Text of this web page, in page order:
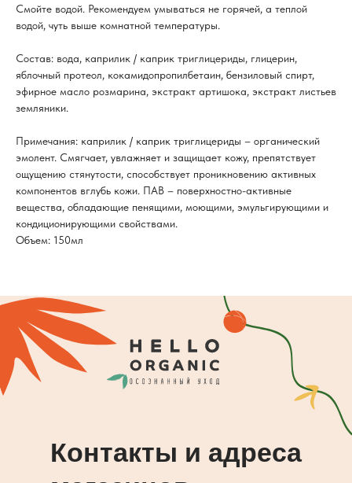
Смойте водой. Рекомендуем умываться не горячей, а теплой
водой, чуть выше комнатной температуры.
Состав: вода, каприлик / каприк триглицериды, глицерин,
яблочный протеол, кокамидопропилбетаин, бензиловый спирт,
эфирное масло розмарина, экстракт артишока, экстракт листьев
земляники.
Примечания: каприлик / каприк триглицериды – органический
эмолент. Смягчает, увлажняет и защищает кожу, препятствует
ощущению стянутости, способствует проникновению активных
компонентов вглубь кожи. ПАВ – поверхностно-активные
вещества, обладающие пенящими, моющими, эмульгирующими и
кондиционирующими свойствами.
Объем: 150мл
Контакты и адреса